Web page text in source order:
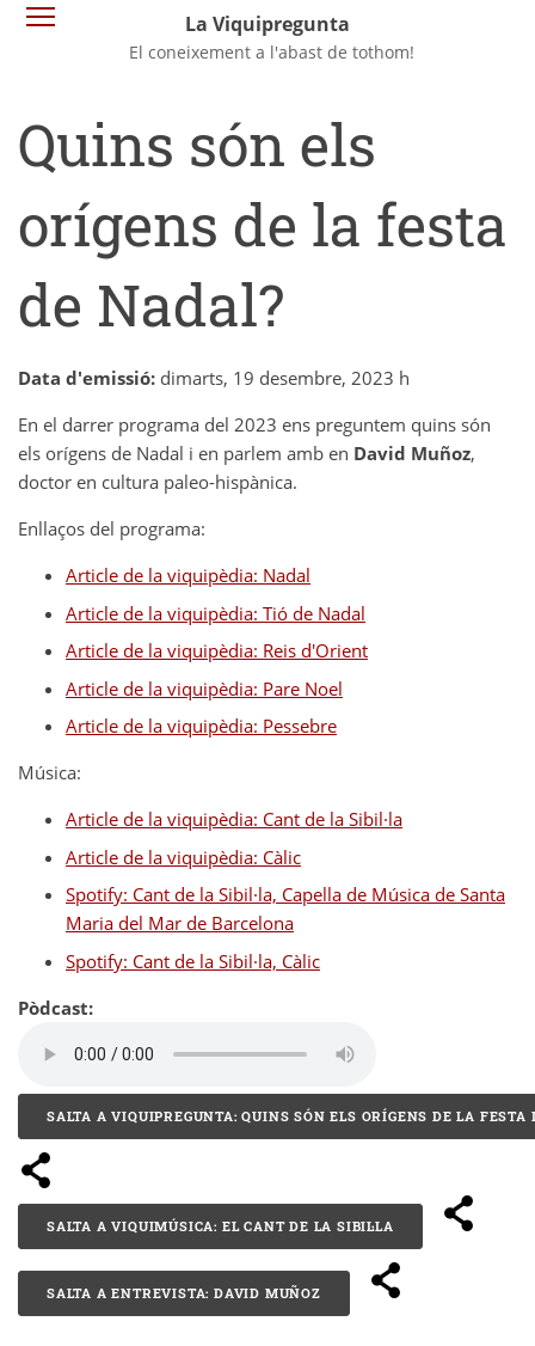
Vés
La Viquipregunta
El coneixement a l'abast de tothom!
Commuta la visibilitat del menú
Quins són els
orígens de la festa
de Nadal?
Data d'emissió: dimarts, 19 desembre, 2023 h
En el darrer programa del 2023 ens preguntem quins són
els orígens de Nadal i en parlem amb en David Muñoz,
doctor en cultura paleo-hispànica.
Enllaços del programa:
Article de la viquipèdia: Nadal
Article de la viquipèdia: Tió de Nadal
Article de la viquipèdia: Reis d'Orient
Article de la viquipèdia: Pare Noel
Article de la viquipèdia: Pessebre
Música:
Article de la viquipèdia: Cant de la Sibil·la
Article de la viquipèdia: Càlic
Spotify: Cant de la Sibil·la, Capella de Música de Santa
Maria del Mar de Barcelona
Spotify: Cant de la Sibil·la, Càlic
Pòdcast:
SALTA A VIQUIPREGUNTA: QUINS SÓN ELS ORÍGENS DE LA FESTA
SALTA A VIQUIMÚSICA: EL CANT DE LA SIBIL·LA
SALTA A ENTREVISTA: DAVID MUÑOZ